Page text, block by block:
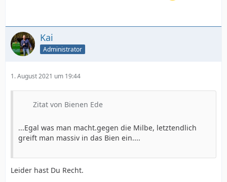
Kai
Administrator
1. August 2021 um 19:44
Zitat von Bienen Ede
...Egal was man macht.gegen die Milbe, letztendlich
greift man massiv in das Bien ein....
Leider hast Du Recht.